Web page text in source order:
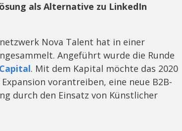
als Alternative zu LinkedIn
Nova Talent hat in einer
Angeführt wurde die Runde
. Mit dem Kapital möchte das 2020
vorantreiben, eine neue B2B-
durch den Einsatz von Künstlicher